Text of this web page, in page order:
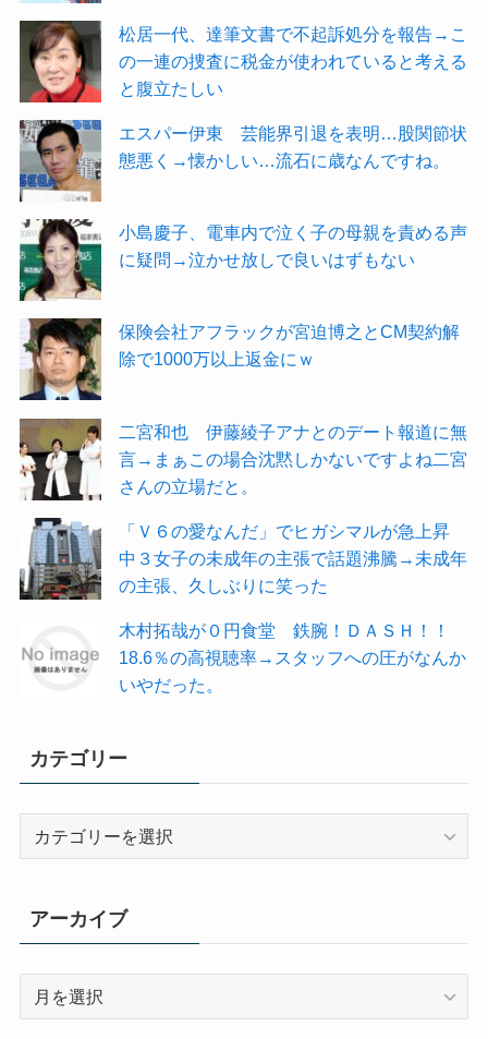
松居一代、達筆文書で不起訴処分を報告→こ
の一連の捜査に税金が使われていると考える
と腹立たしい
エスパー伊東 芸能界引退を表明…股関節状
態悪く→懐かしい…流石に歳なんですね。
小島慶子、電車内で泣く子の母親を責める声
に疑問→泣かせ放しで良いはずもない
保険会社アフラックが宮迫博之とCM契約解
除で1000万以上返金にｗ
二宮和也 伊藤綾子アナとのデート報道に無
言→まぁこの場合沈黙しかないですよね二宮
さんの立場だと。
「Ｖ６の愛なんだ」でヒガシマルが急上昇
中３女子の未成年の主張で話題沸騰→未成年
の主張、久しぶりに笑った
木村拓哉が０円食堂 鉄腕！ＤＡＳＨ！！
18.6％の高視聴率→スタッフへの圧がなんか
いやだった。
カテゴリー
リ
ー
アーカイブ